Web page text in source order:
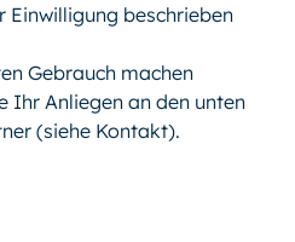
Einwilligung beschrieben
Gebrauch machen
Ihr Anliegen an den unten
(siehe Kontakt).